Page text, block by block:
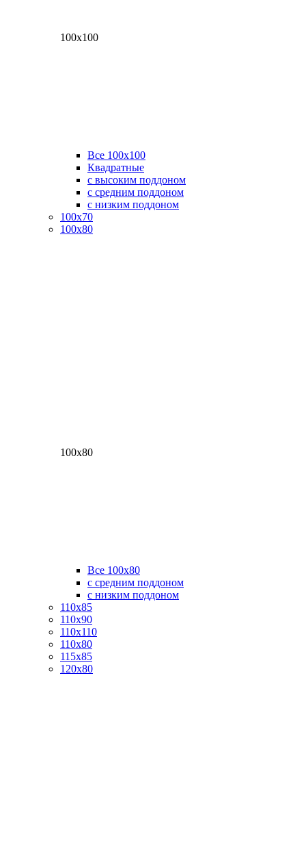
100х100
Все 100х100
Квадратные
с высоким поддоном
с средним поддоном
с низким поддоном
100х70
100х80
100х80
Все 100х80
с средним поддоном
с низким поддоном
110х85
110х90
110х110
110х80
115х85
120х80